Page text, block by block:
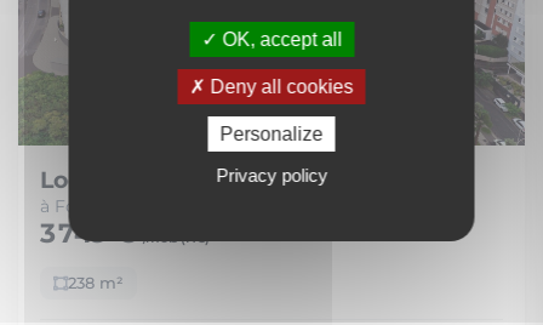
Local Commercial
à Fort-de-France (97200)
3 749 €/mois (HC)
238 m²
OK, accept all
Deny all cookies
Personalize
Privacy policy